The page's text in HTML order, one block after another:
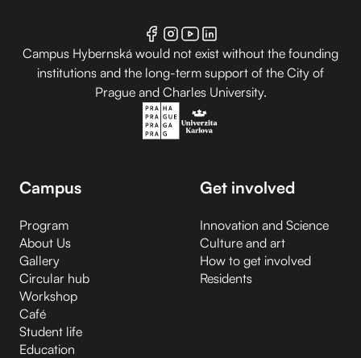
Campus Hybernská would not exist without the founding
institutions and the long-term support of the City of
Prague and Charles University.
Campus
Program
About Us
Gallery
Circular hub
Workshop
Café
Student life
Education
Get involved
Innovation and Science
Culture and art
How to get involved
Residents